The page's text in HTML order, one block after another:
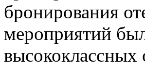
бронирования
мероприятий
высококлассных